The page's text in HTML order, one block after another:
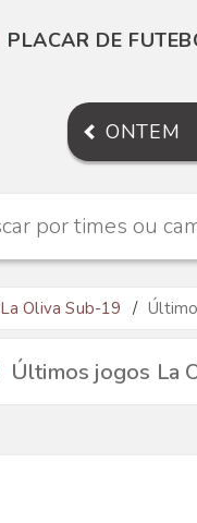
PLACAR DE
ONTEM
La Oliva Sub-19
Últimos jogos La